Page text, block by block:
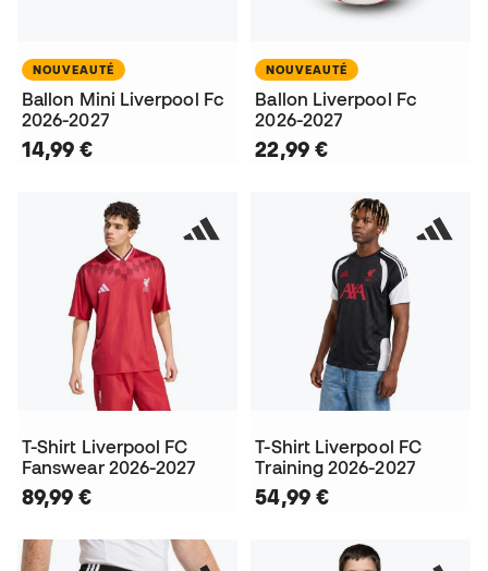
NOUVEAUTÉ
Ballon Mini Liverpool Fc
2026-2027
14,99 €
NOUVEAUTÉ
Ballon Liverpool Fc
2026-2027
22,99 €
T-Shirt Liverpool FC
Fanswear 2026-2027
89,99 €
T-Shirt Liverpool FC
Training 2026-2027
54,99 €